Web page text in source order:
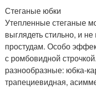
Стеганые юбки
Утепленные стеганые
выглядеть стильно, и
простудам. Особо
с ромбовидной
разнообразные: юбка-
трапециевидная,